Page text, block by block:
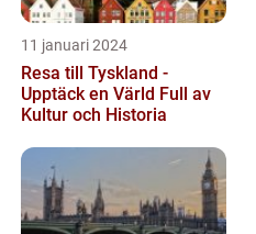
11 januari 2024
Resa till Tyskland -
Upptäck en Värld Full av
Kultur och Historia